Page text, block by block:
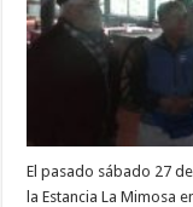
El pasado sábado 27
la Estancia La Mimosa